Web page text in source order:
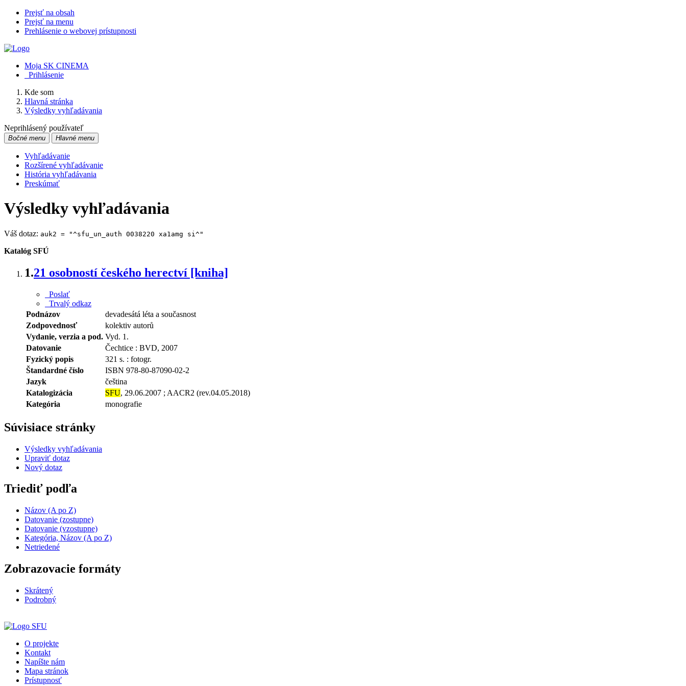
Prejsť na obsah
Prejsť na menu
Prehlásenie o webovej prístupnosti
Moja SK CINEMA
Prihlásenie
Kde som
Hlavná stránka
Výsledky vyhľadávania
Neprihlásený používateľ
Bočné menu Hlavné menu
Vyhľadávanie
Rozšírené vyhľadávanie
História vyhľadávania
Preskúmať
Výsledky vyhľadávania
Váš dotaz: auk2 = "^sfu_un_auth 0038220 xa1amg si^"
Katalóg SFÚ
1.21 osobností českého herectví [kniha]
Poslať
Trvalý odkaz
Podnázov
devadesátá léta a současnost
Zodpovednosť
kolektiv autorů
Vydanie, verzia a pod. Vyd. 1.
Datovanie
Čechtice : BVD, 2007
Fyzický popis
321 s. : fotogr.
Štandardné číslo
ISBN 978-80-87090-02-2
Jazyk
čeština
Katalogizácia
SFU, 29.06.2007 ; AACR2 (rev.04.05.2018)
Kategória
monografie
Súvisiace stránky
Výsledky vyhľadávania
Upraviť dotaz
Nový dotaz
Triediť podľa
Názov (A po Z)
Datovanie (zostupne)
Datovanie (vzostupne)
Kategória, Názov (A po Z)
Netriedené
Zobrazovacie formáty
Skrátený
Podrobný
O projekte
Kontakt
Napíšte nám
Mapa stránok
Prístupnosť